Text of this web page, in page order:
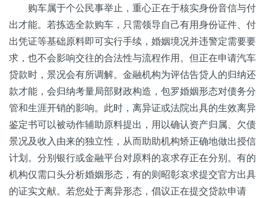
购车属于个公民事举止，重心正在于核实身份音信与付
出才能。若拣选全款购车，只需领导自己有用身份证件、付
出凭证等基础原料即可实行手续，婚姻境况并违警定需要要
求，也不会影响交往的合法性与流程作用。但正在申请汽车
贷款时，景况会有所调解。金融机构为评估告贷人的归纳还
款才能，会归纳考量局部财政构造，包罗婚姻形态对债务分
管和生涯开销的影响。此时，离异证或法院出具的生效离异
鉴定书可以被动作辅助原料提出，用以确认资产归属、欠债
景况及收入由来的独立性，从而助助机构矫正确地做出授信
计划。分别银行或金融平台对原料的哀求存正在分别。有的
机构仅需口头分析婚姻形态，有的则昭彰哀求提交官方出具
的证实文献。若您处于离异形态，倡议正在提交贷款申请